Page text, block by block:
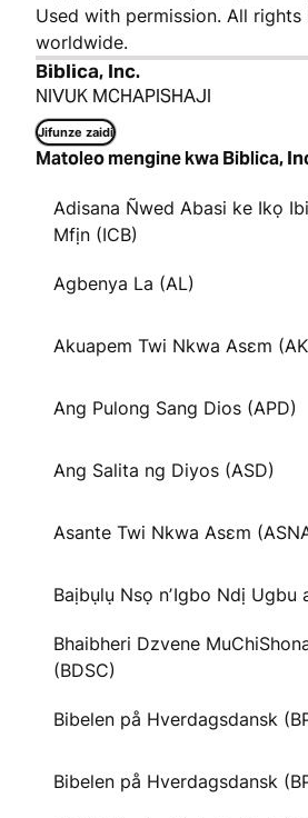
Used with permission. All rights
worldwide.
Biblica, Inc.
NIVUK MCHAPISHAJI
Jifunze zaidi
Matoleo mengine kwa Biblica,
Adisana Ñwed Abasi ke Ikọ
Mfịn (ICB)
Agbenya La (AL)
Akuapem Twi Nkwa Asɛm
Ang Pulong Sang Dios (APD)
Ang Salita ng Diyos (ASD)
Asante Twi Nkwa Asɛm
Baịbụlụ Nsọ nʼIgbo Ndị Ugbu
Bhaibheri Dzvene
(BDSC)
Bibelen på Hverdagsdansk
Bibelen på Hverdagsdansk